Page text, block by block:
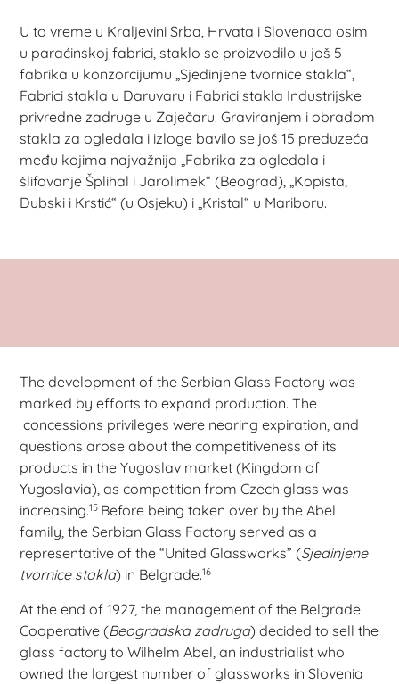
U to vreme u Kraljevini Srba, Hrvata i Slovenaca osim
u paraćinskoj fabrici, staklo se proizvodilo u još 5
fabrika u konzorcijumu „Sjedinjene tvornice stakla“,
Fabrici stakla u Daruvaru i Fabrici stakla Industrijske
privredne zadruge u Zaječaru. Graviranjem i obradom
stakla za ogledala i izloge bavilo se još 15 preduzeća
među kojima najvažnija „Fabrika za ogledala i
šlifovanje Šplihal i Jarolimek“ (Beograd), „Kopista,
Dubski i Krstić“ (u Osjeku) i „Kristal“ u Mariboru.
The development of the Serbian Glass Factory was
marked by efforts to expand production. The
concessions privileges were nearing expiration, and
questions arose about the competitiveness of its
products in the Yugoslav market (Kingdom of
Yugoslavia), as competition from Czech glass was
increasing.15 Before being taken over by the Abel
family, the Serbian Glass Factory served as a
representative of the “United Glassworks” (Sjedinjene
tvornice stakla) in Belgrade.16
At the end of 1927, the management of the Belgrade
Cooperative (Beogradska zadruga) decided to sell the
glass factory to Wilhelm Abel, an industrialist who
owned the largest number of glassworks in Slovenia